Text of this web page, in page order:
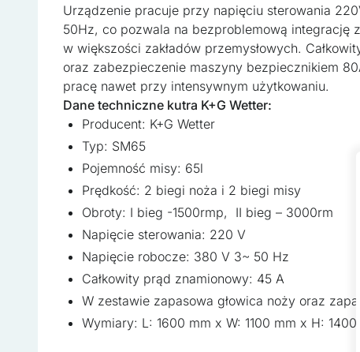
Urządzenie pracuje przy napięciu sterowania
50Hz, co pozwala na bezproblemową integrację
w większości zakładów przemysłowych.
oraz zabezpieczenie maszyny bezpiecznikiem
pracę nawet przy intensywnym użytkowaniu.
Dane techniczne kutra K+G Wetter:
Producent: K+G Wetter
Typ: SM65
Pojemność misy: 65l
Prędkość: 2 biegi noża i 2 biegi misy
Obroty: I bieg -1500rmp, II bieg – 3000rm
Napięcie sterowania: 220 V
Napięcie robocze: 380 V 3~ 50 Hz
Całkowity prąd znamionowy: 45 A
W zestawie zapasowa głowica noży oraz
Wymiary: L: 1600 mm x W: 1100 mm x H: 1400
Wykorzystujemy pliki
w naszej witrynie.
reklamowym i
uzyskanymi podczas
Niezbędne
Preferencje
Pliki cookie dotyczące
strony, np. preferowany
Statystyka
Statystyczne pliki cookie
zachowują się na stronie,